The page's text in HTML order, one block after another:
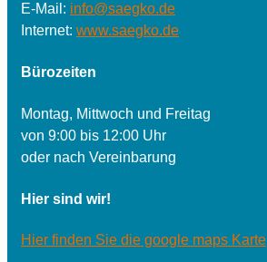
E-Mail: info@saegko.de
Internet: www.saegko.de
Bürozeiten
Montag, Mittwoch und Freitag
von 9:00 bis 12:00 Uhr
oder nach Vereinbarung
Hier sind wir!
Hier finden Sie die google maps Karte